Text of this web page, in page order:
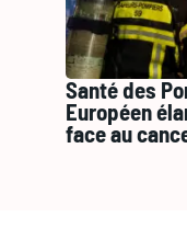
Santé des
Européen
face au